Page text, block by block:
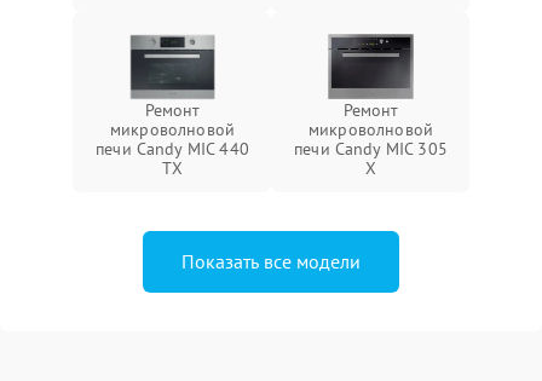
Ремонт
микроволновой
печи Candy MIC 440
TX
Ремонт
микроволновой
печи Candy MIC 305
X
Показать все модели